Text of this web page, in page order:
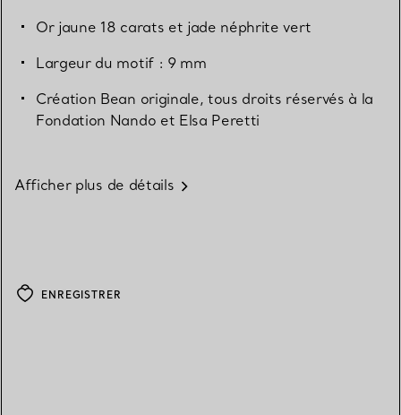
Or jaune 18 carats et jade néphrite vert
Largeur du motif : 9 mm
Création Bean originale, tous droits réservés à la
Fondation Nando et Elsa Peretti
Afficher plus de détails
ENREGISTRER